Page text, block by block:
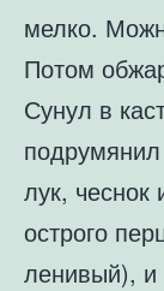
мелко.
Потом
Сунул в
лук, чеснок
острого
ленивый), и